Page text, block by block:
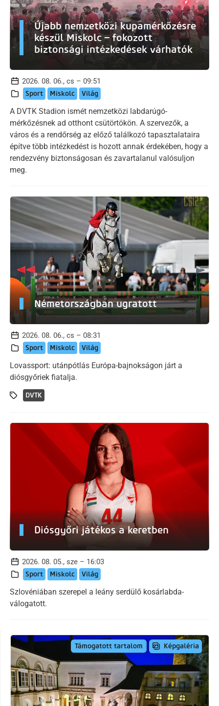
Újabb nemzetközi kupamérkőzésre
készül Miskolc – fokozott
biztonsági intézkedések várhatók
2026. 08. 06., cs – 09:51
Sport Miskolc Világ
A DVTK Stadion ismét nemzetközi labdarúgó-
mérkőzésnek ad otthont csütörtökön. A szervezők, a
város és a rendőrség az előző találkozó tapasztalataira
építve több intézkedést is hozott annak érdekében, hogy a
rendezvény biztonságosan és zavartalanul valósuljon
meg.
Németországban ugratott
2026. 08. 06., cs – 08:31
Sport Miskolc Világ
Lovassport: utánpótlás Európa-bajnokságon járt a
diósgyőriek fiatalja.
DVTK
Diósgyőri játékos a keretben
2026. 08. 05., sze – 16:03
Sport Miskolc Világ
Szlovéniában szerepel a leány serdülő kosárlabda-
válogatott.
Támogatott tartalom Képgaléria